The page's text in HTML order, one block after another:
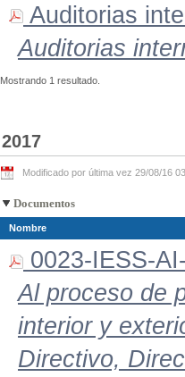
Auditorias
Auditorias
Mostrando 1 resultado.
2017
Modificado por última vez 29/08/16
Documentos
Nombre
0023-IESS-
Al proceso de
interior y
Directivo,